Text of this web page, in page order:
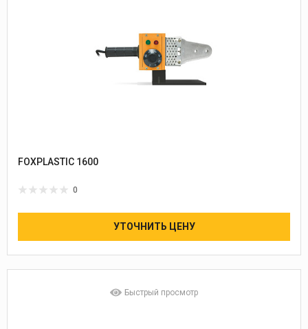
FOXPLASTIC 1600
0
УТОЧНИТЬ ЦЕНУ
Быстрый просмотр